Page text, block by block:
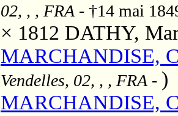
02, , , FRA - †14 mai
× 1812 DATHY,
MARCHANDISE,
Vendelles, 02, , , FRA - )
MARCHANDISE,